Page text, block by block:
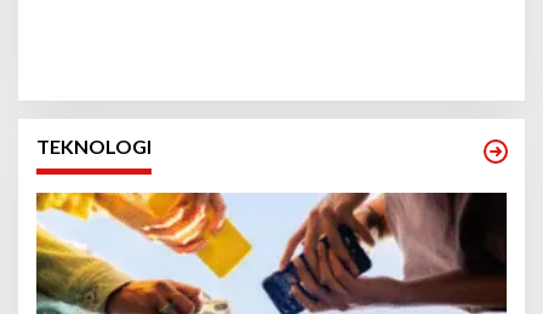
TEKNOLOGI